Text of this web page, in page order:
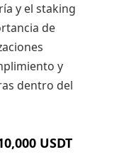
y el staking
de
y
dentro del
USDT